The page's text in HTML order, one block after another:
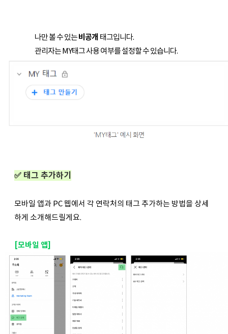
나만 볼 수 있는비공개 태그입니다.
관리자는 MY태그 사용 여부를 설정할 수 있습니다.
✅태그 추가하기
모바일 앱과 PC 웹에서 각 연락처의 태그 추가하는 방법을 상세
하게 소개해드릴게요.
[모바일 앱]